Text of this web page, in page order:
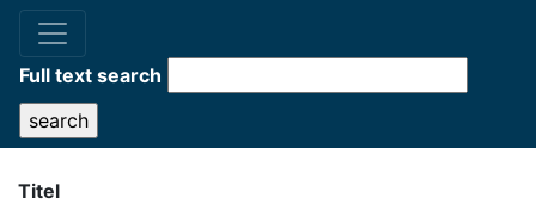
Full text search
Titel